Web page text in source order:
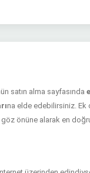
satın alma sayfasında
na elde edebilirsiniz. Ek
önüne alarak en